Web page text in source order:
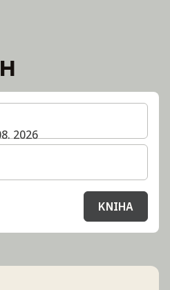
2026
pro svůj pobyt
KNIHA